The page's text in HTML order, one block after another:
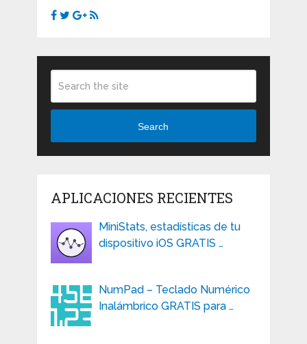
Search
APLICACIONES RECIENTES
MiniStats, estadísticas de tu
dispositivo iOS GRATIS …
NumPad – Teclado Numérico
Inalámbrico GRATIS para …